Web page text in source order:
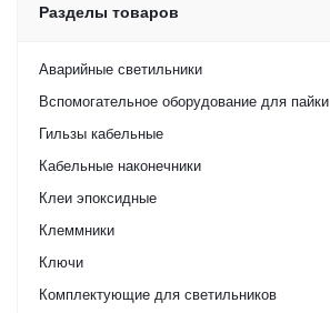
Разделы товаров
Аварийные светильники
Вспомогательное оборудование для пайки
Гильзы кабельные
Кабельные наконечники
Клеи эпоксидные
Клеммники
Ключи
Комплектующие для светильников